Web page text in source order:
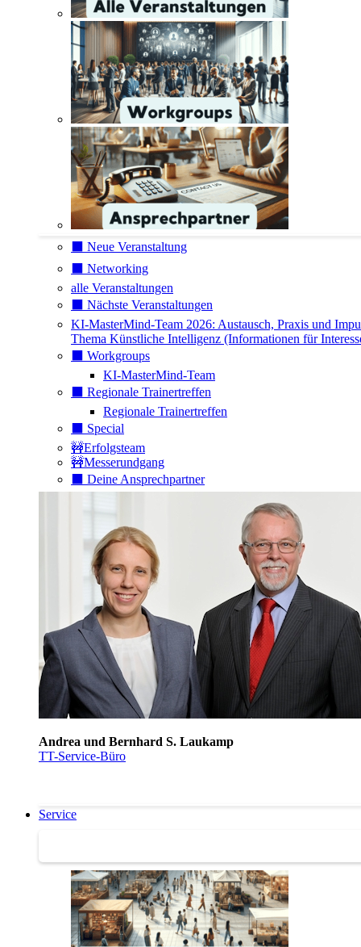
⬛️ Neue Veranstaltung
⬛️ Networking
alle Veranstaltungen
⬛️ Nächste Veranstaltungen
KI-MasterMind-Team 2026: Austausch, Praxis und
Thema Künstliche Intelligenz (Informationen für
⬛️ Workgroups
KI-MasterMind-Team
⬛️ Regionale Trainertreffen
Regionale Trainertreffen
⬛️ Special
🚧Erfolgsteam
🚧Messerundgang
⬛️ Deine Ansprechpartner
Andrea und Bernhard S. Laukamp
TT-Service-Büro
Service